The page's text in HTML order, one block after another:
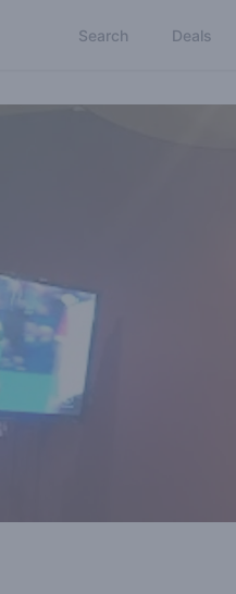
Search Deals